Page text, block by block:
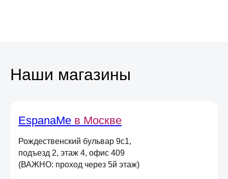
Наши магазины
EspanaMe в Москве
Рождественский бульвар 9с1,
подъезд 2, этаж 4, офис 409
(ВАЖНО: проход через 5й этаж)
Консультация
Свяжитесь с нами в соц. сетях или
по телефону и мы проконсультируем
вас по любому вопросу